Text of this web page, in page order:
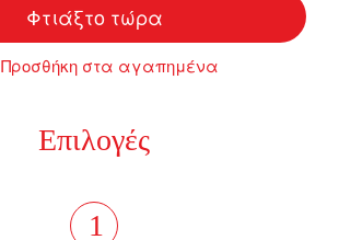
Φτιάξτο τώρα
Προσθήκη στα αγαπημένα
Επιλογές
1